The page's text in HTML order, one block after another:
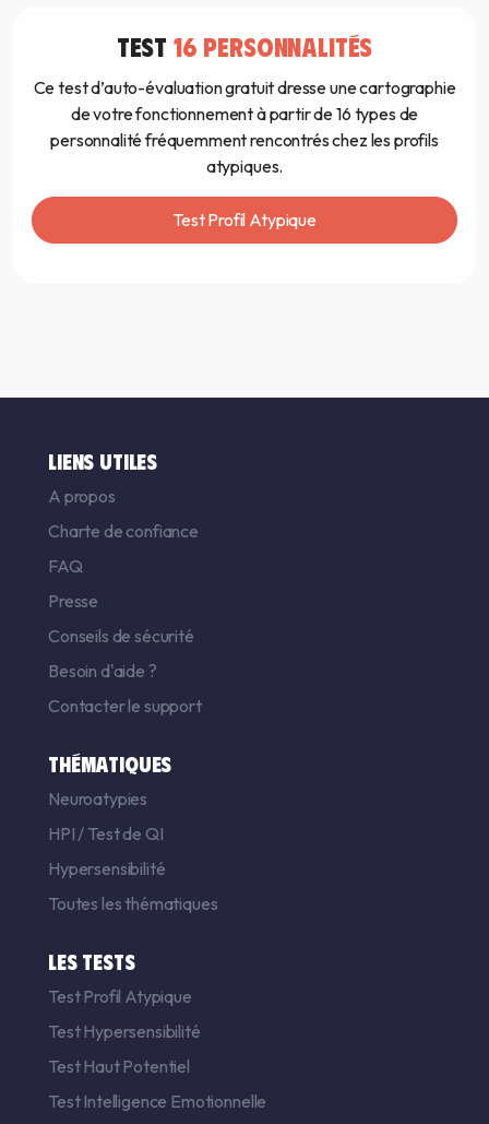
TEST 16 PERSONNALITÉS
Ce test d’auto-évaluation gratuit dresse une cartographie
de votre fonctionnement à partir de 16 types de
personnalité fréquemment rencontrés chez les profils
atypiques.
Test Profil Atypique
LIENS UTILES
A propos
Charte de confiance
FAQ
Presse
Conseils de sécurité
Besoin d'aide ?
Contacter le support
THÉMATIQUES
Neuroatypies
HPI / Test de QI
Hypersensibilité
Toutes les thématiques
LES TESTS
Test Profil Atypique
Test Hypersensibilité
Test Haut Potentiel
Test Intelligence Emotionnelle